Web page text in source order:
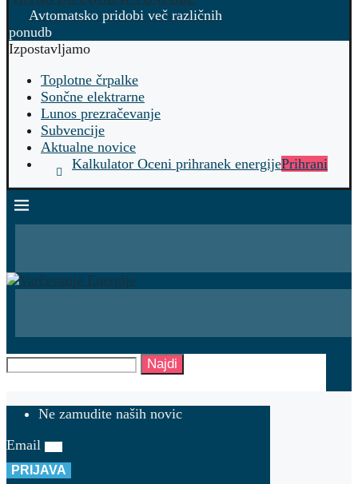
Avtomatsko pridobi več različnih
ponudb
Izpostavljamo
Toplotne črpalke
Sončne elektrarne
Lunos prezračevanje
Subvencije
Aktualne novice
Kalkulator Oceni prihranek energijePrihrani
Najdi
Ne zamudite naših novic
Email
PRIJAVA